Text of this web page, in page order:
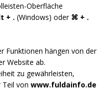
Oberfläche
+ . (Windows) oder ⌘ + .
Funktionen hängen von der
Website ab.
zu gewährleisten,
von www.fuldainfo.de